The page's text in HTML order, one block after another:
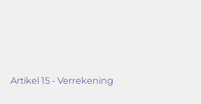
Artikel 15 - Verrekening